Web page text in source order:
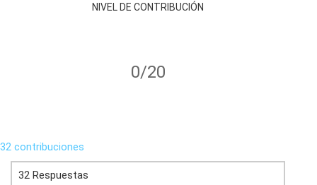
NIVEL DE CONTRIBUCIÓN
0/20
32 contribuciones
32 Respuestas